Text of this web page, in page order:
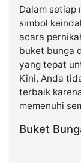
Kabarbaru.co
2026
Kabarbaru
Holding
Dalam setiap
simbol
acara
buket bunga
yang tepat
Kini, Anda
terbaik
memenuhi
Buket